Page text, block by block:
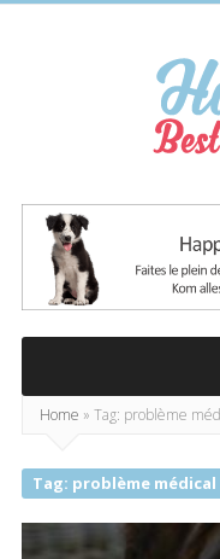
Happy
Best
Friends
Home » Tag: problème
Tag: problème médical